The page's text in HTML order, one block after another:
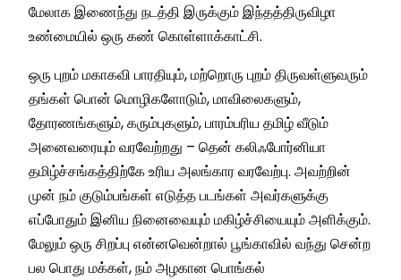
மேலாக இணைந்து நடத்தி இருக்கும் இந்தத்திருவிழா
உண்மையில் ஒரு கண் கொள்ளாக்காட்சி.
ஒரு புறம் மகாகவி பாரதியும், மற்றொரு புறம் திருவள்ளுவரும்
தங்கள் பொன் மொழிகளோடும், மாவிலைகளும்,
தோரணங்களும், கரும்புகளும், பாரம்பரிய தமிழ் வீடும்
அனைவரையும் வரவேற்றது – தென் கலிஃபோர்னியா
தமிழ்ச்சங்கத்திற்கே உரிய அலங்கார வரவேற்பு. அவற்றின்
முன் நம் குடும்பங்கள் எடுத்த படங்கள் அவர்களுக்கு
எப்போதும் இனிய நினைவையும் மகிழ்ச்சியையும் அளிக்கும்.
மேலும் ஒரு சிறப்பு என்னவென்றால் பூங்காவில் வந்து சென்ற
பல பொது மக்கள், நம் அழகான பொங்கல்